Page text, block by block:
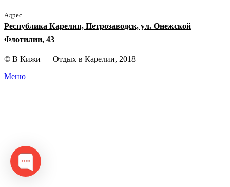
Адрес
Республика Карелия, Петрозаводск, ул. Онежской
Флотилии, 43
© В Кижи — Отдых в Карелии, 2018
Меню